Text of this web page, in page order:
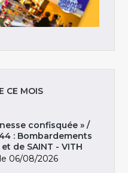
CE MOIS
confisquée » /
: Bombardements
de SAINT - VITH
le 06/08/2026